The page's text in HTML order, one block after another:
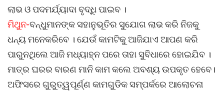
ଲାଭ ଓ ପଦମର୍ଯ୍ୟାଦା ବୃଦ୍ଧି ପାଇବ ।
ମିଥୁନ-ବନ୍ଧୁମାନଙ୍କ ସହାନୁଭୂତିର ସୁଯୋଗ ଲାଭ କରି ନିଜକୁ
ଧନ୍ୟ ମନେକରିବେ । ଯେଉଁ କାମଟିକୁ ଆଜିଯାଏ ଆପଣ କରି
ପାରୁନଥିଲେ ଆଜି ମଧ୍ୟାହ୍ନ ପରେ ତାହା ସୁବିଧାରେ ହୋଇଯିବ ।
ମାତ୍ର ଘରର ବାରଣ ମାନି କାମ କଲେ ଅବଶ୍ୟ ଉପକୃତ ହେବେ।
ଅଫିସରେ ଗୁରୁତ୍ୱପୂର୍ଣ୍ଣ କାମଗୁଡିକ ସମ୍ପର୍କରେ ଆଲୋଚନା